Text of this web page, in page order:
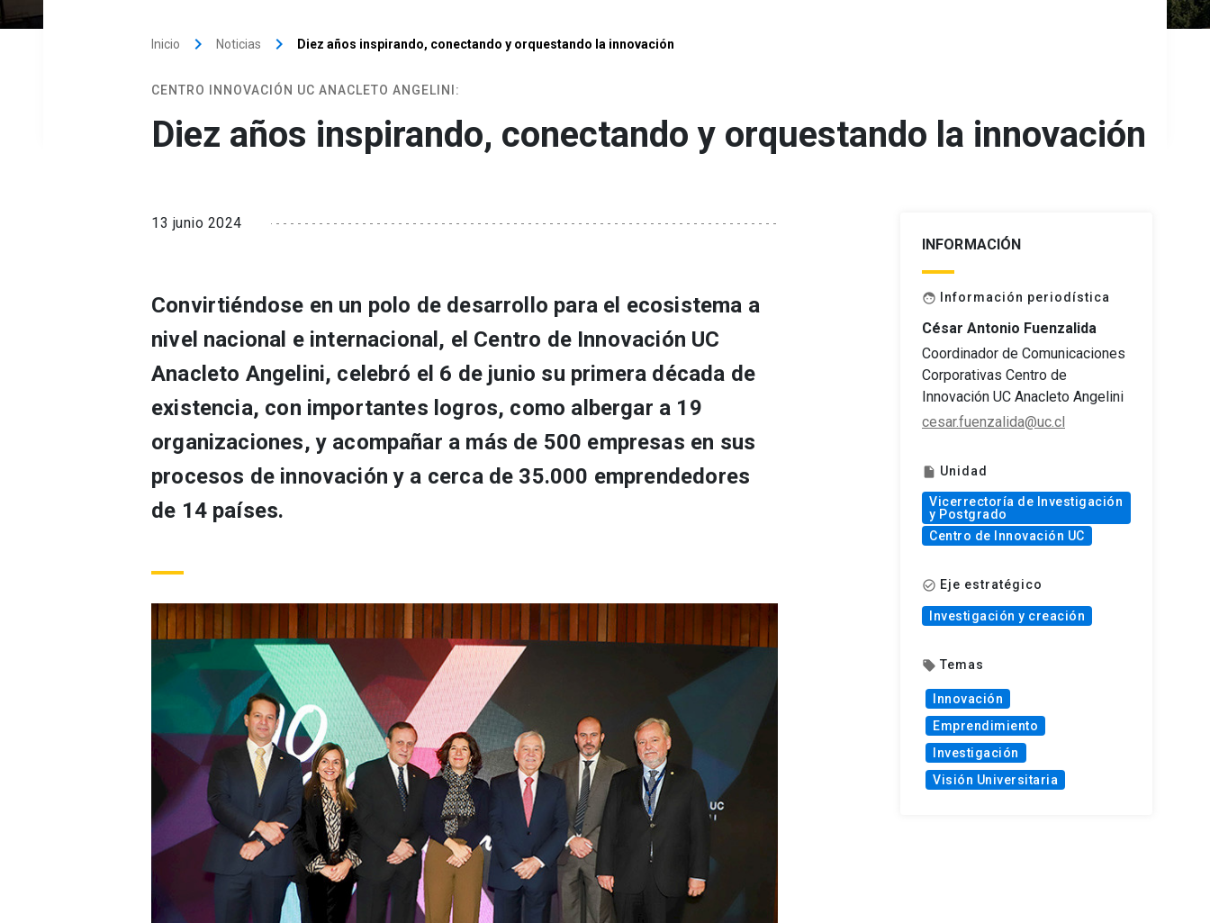
Inicio keyboard_arrow_right Noticias keyboard_arrow_right Diez años inspirando, conectando y orquestando la innovación
CENTRO INNOVACIÓN UC ANACLETO ANGELINI:
Diez años inspirando, conectando y orquestando la innovación
13 junio 2024
Convirtiéndose en un polo de desarrollo para el ecosistema a
nivel nacional e internacional, el Centro de Innovación UC
Anacleto Angelini, celebró el 6 de junio su primera década de
existencia, con importantes logros, como albergar a 19
organizaciones, y acompañar a más de 500 empresas en sus
procesos de innovación y a cerca de 35.000 emprendedores
de 14 países.
INFORMACIÓN
face Información periodística
César Antonio Fuenzalida
Coordinador de Comunicaciones
Corporativas Centro de
Innovación UC Anacleto Angelini
cesar.fuenzalida@uc.cl
insert_drive_file Unidad
Vicerrectoría de Investigación
y Postgrado
Centro de Innovación UC
check_circle_outline Eje estratégico
Investigación y creación
local_offer Temas
Innovación
Emprendimiento
Investigación
Visión Universitaria